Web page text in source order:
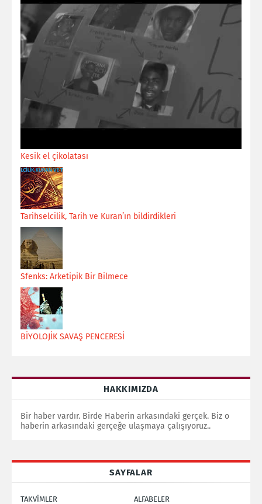
Kesik el çikolatası
Tarihselcilik, Tarih ve Kuran’ın bildirdikleri
Sfenks: Arketipik Bir Bilmece
BİYOLOJİK SAVAŞ PENCERESİ
HAKKIMIZDA
Bir haber vardır. Birde Haberin arkasındaki gerçek. Biz o
haberin arkasındaki gerçeğe ulaşmaya çalışıyoruz..
SAYFALAR
TAKVİMLER ALFABELER